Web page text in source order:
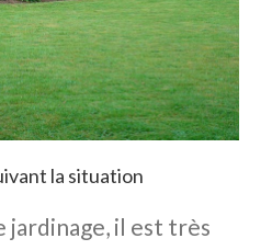
la situation
il est très